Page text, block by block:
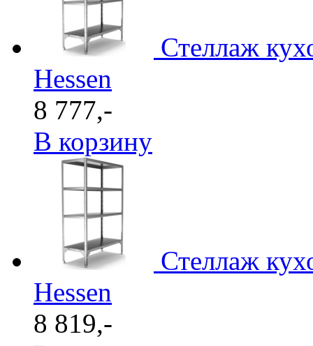
Стеллаж
Hessen
8 777,-
В корзину
Стеллаж
Hessen
8 819,-